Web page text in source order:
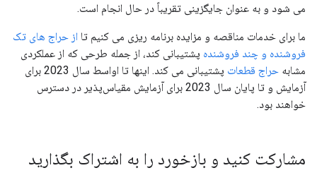
می شود و به عنوان جایگزینی تقریباً در حال انجام است.
ما برای خدمات مناقصه و مزایده برنامه ریزی می کنیم تا از حراج های تک
فروشنده و چند فروشنده پشتیبانی کند، از جمله طرحی که از عملکردی
مشابه حراج قطعات
پشتیبانی می کند. اینها تا اواسط سال 2023 برای
آزمایش و تا پایان سال 2023 برای آزمایش مقیاس‌پذیر در دسترس
خواهند بود.
مشارکت کنید و بازخورد را به اشتراک بگذارید